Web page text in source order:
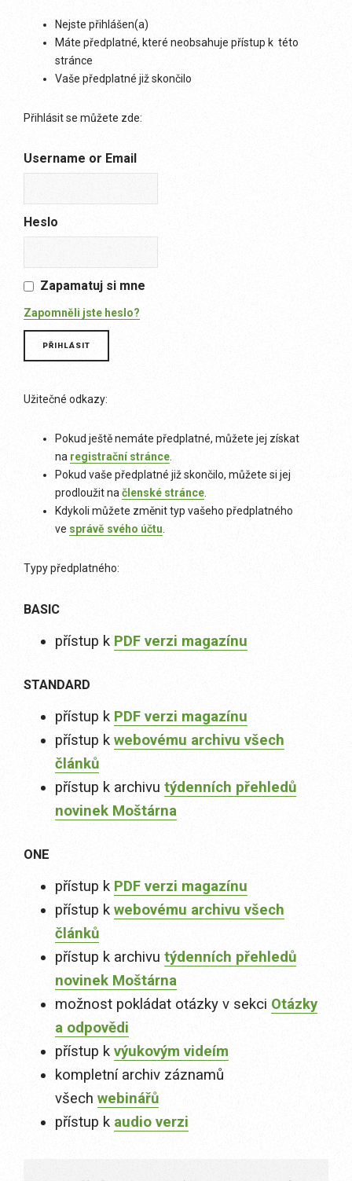
Nejste přihlášen(a)
Máte předplatné, které neobsahuje přístup k této
stránce
Vaše předplatné již skončilo
Přihlásit se můžete zde:
Username or Email
Heslo
Zapamatuj si mne
Zapomněli jste heslo?
Užitečné odkazy:
Pokud ještě nemáte předplatné, můžete jej získat
na registrační stránce
Pokud vaše předplatné již skončilo, můžete si jej
prodloužit na členské stránce
Kdykoli můžete změnit typ vašeho předplatného
ve správě svého účtu
Typy předplatného:
BASIC
přístup k PDF verzi magazínu
STANDARD
přístup k PDF verzi magazínu
přístup k webovému archivu všech
článků
přístup k archivu týdenních přehledů
novinek Moštárna
ONE
přístup k PDF verzi magazínu
přístup k webovému archivu všech
článků
přístup k archivu týdenních přehledů
novinek Moštárna
možnost pokládat otázky v sekci Otázky
a odpovědi
přístup k výukovým videím
kompletní archiv záznamů
všech webinářů
přístup k audio verzi